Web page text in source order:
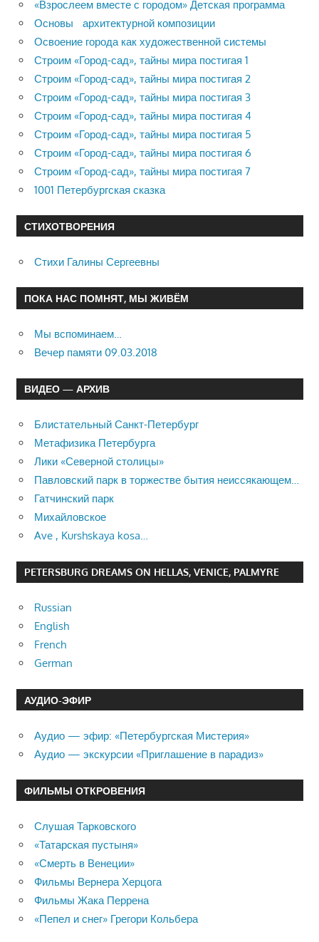
«Взрослеем вместе с городом» Детская программа
Основы архитектурной композиции
Освоение города как художественной системы
Строим «Город-сад», тайны мира постигая 1
Строим «Город-сад», тайны мира постигая 2
Строим «Город-сад», тайны мира постигая 3
Строим «Город-сад», тайны мира постигая 4
Строим «Город-сад», тайны мира постигая 5
Строим «Город-сад», тайны мира постигая 6
Строим «Город-сад», тайны мира постигая 7
1001 Петербургская сказка
СТИХОТВОРЕНИЯ
Стихи Галины Сергеевны
ПОКА НАС ПОМНЯТ, МЫ ЖИВЁМ
Мы вспоминаем…
Вечер памяти 09.03.2018
ВИДЕО — АРХИВ
Блистательный Санкт-Петербург
Метафизика Петербурга
Лики «Северной столицы»
Павловский парк в торжестве бытия неиссякающем…
Гатчинский парк
Михайловское
Ave , Kurshskaya kosa…
PETERSBURG DREAMS ON HELLAS, VENICE, PALMYRE
Russian
English
French
German
АУДИО-ЭФИР
Аудио — эфир: «Петербургская Мистерия»
Аудио — экскурсии «Приглашение в парадиз»
ФИЛЬМЫ ОТКРОВЕНИЯ
Слушая Тарковского
«Татарская пустыня»
«Смерть в Венеции»
Фильмы Вернера Херцога
Фильмы Жака Перрена
«Пепел и снег» Грегори Кольбера